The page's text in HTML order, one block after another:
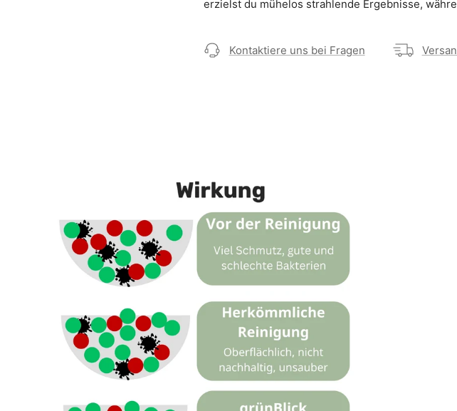
erzielst du mühelos strahlende Ergebnisse,
Kontaktiere uns bei Fragen